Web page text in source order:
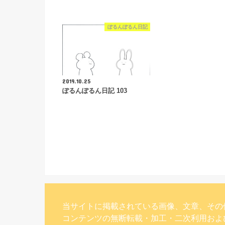
ぽるんぽるん日記
2019.10.25
ぽるんぽるん日記 103
当サイトに掲載されている画像、文章、その
コンテンツの無断転載・加工・二次利用およ